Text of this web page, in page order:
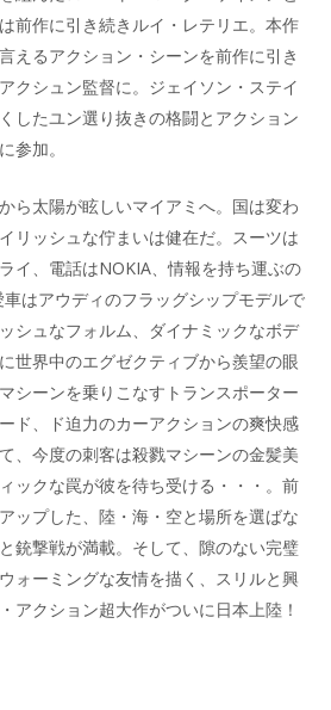
前作に引き続きルイ・レテリエ。本作
えるアクション・シーンを前作に引き
クシュン監督に。ジェイソン・ステイ
したユン選り抜きの格闘とアクション
参加。
ら太陽が眩しいマイアミへ。国は変わ
リッシュな佇まいは健在だ。スーツは
イ、電話はNOKIA、情報を持ち運ぶの
はアウディのフラッグシップモデルで
シュなフォルム、ダイナミックなボデ
世界中のエグゼクティブから羨望の眼
シーンを乗りこなすトランスポーター
ド、ド迫力のカーアクションの爽快感
、今度の刺客は殺戮マシーンの金髪美
ックな罠が彼を待ち受ける・・・。前
ップした、陸・海・空と場所を選ばな
銃撃戦が満載。そして、隙のない完璧
ォーミングな友情を描く、スリルと興
アクション超大作がついに日本上陸！